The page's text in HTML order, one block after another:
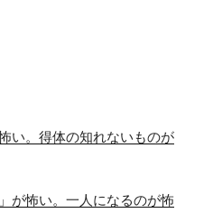
い。得体の知れないものが
が怖い。一人になるのが怖